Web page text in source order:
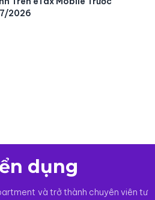
2026
dụng
và trở thành chuyên viên tư